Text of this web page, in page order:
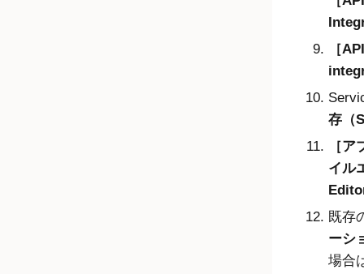
存（
ア
イル
既存
ーシ
場合